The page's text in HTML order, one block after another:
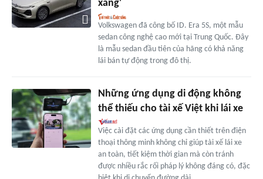
xăng'
Volkswagen đã công bố ID. Era 5S, một mẫu
sedan công nghệ cao mới tại Trung Quốc. Đây
là mẫu sedan đầu tiên của hãng có khả năng
lái bán tự động trong đô thị.
Những ứng dụng di động không
thể thiếu cho tài xế Việt khi lái xe
Việc cài đặt các ứng dụng cần thiết trên điện
thoại thông minh không chỉ giúp tài xế lái xe
an toàn, tiết kiệm thời gian mà còn tránh
được nhiều rắc rối pháp lý không đáng có, đặc